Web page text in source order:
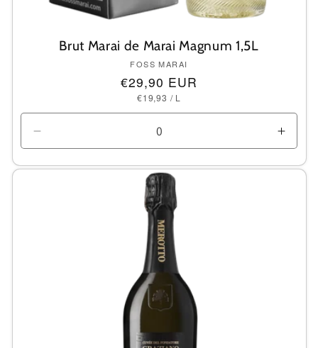
Brut Marai de Marai Magnum 1,5L
Anbieter:
FOSS MARAI
Normaler
Preis
€29,90 EUR
GRUNDPREIS
€19,93 / PRO
L
die
Menge
die